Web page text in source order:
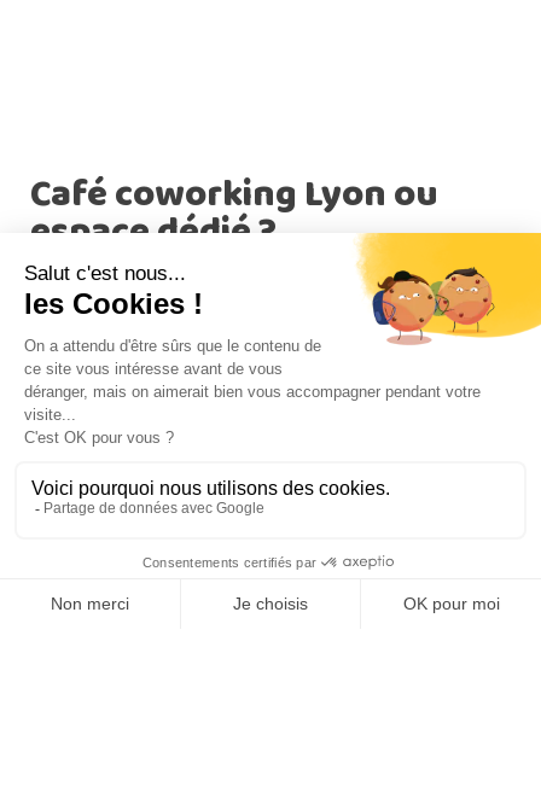
Café coworking Lyon ou
espace dédié ?
Les Meilleurs cafés pour travailler à Lyon
sont idéaux pour :
Des sessions courtes
Des rendez-vous informels
Mais pour :
La confidentialité
Les appels fréquents